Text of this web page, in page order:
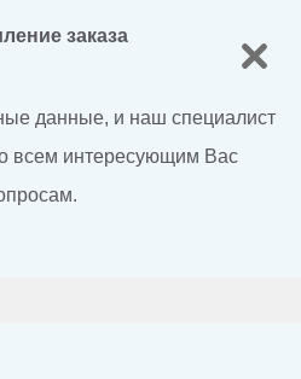
заказа
данные, и наш специалист
всем интересующим Вас